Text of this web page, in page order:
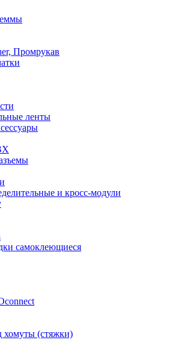
Промрукав
ленты
и кросс-модули
самоклеющиеся
(стяжки)